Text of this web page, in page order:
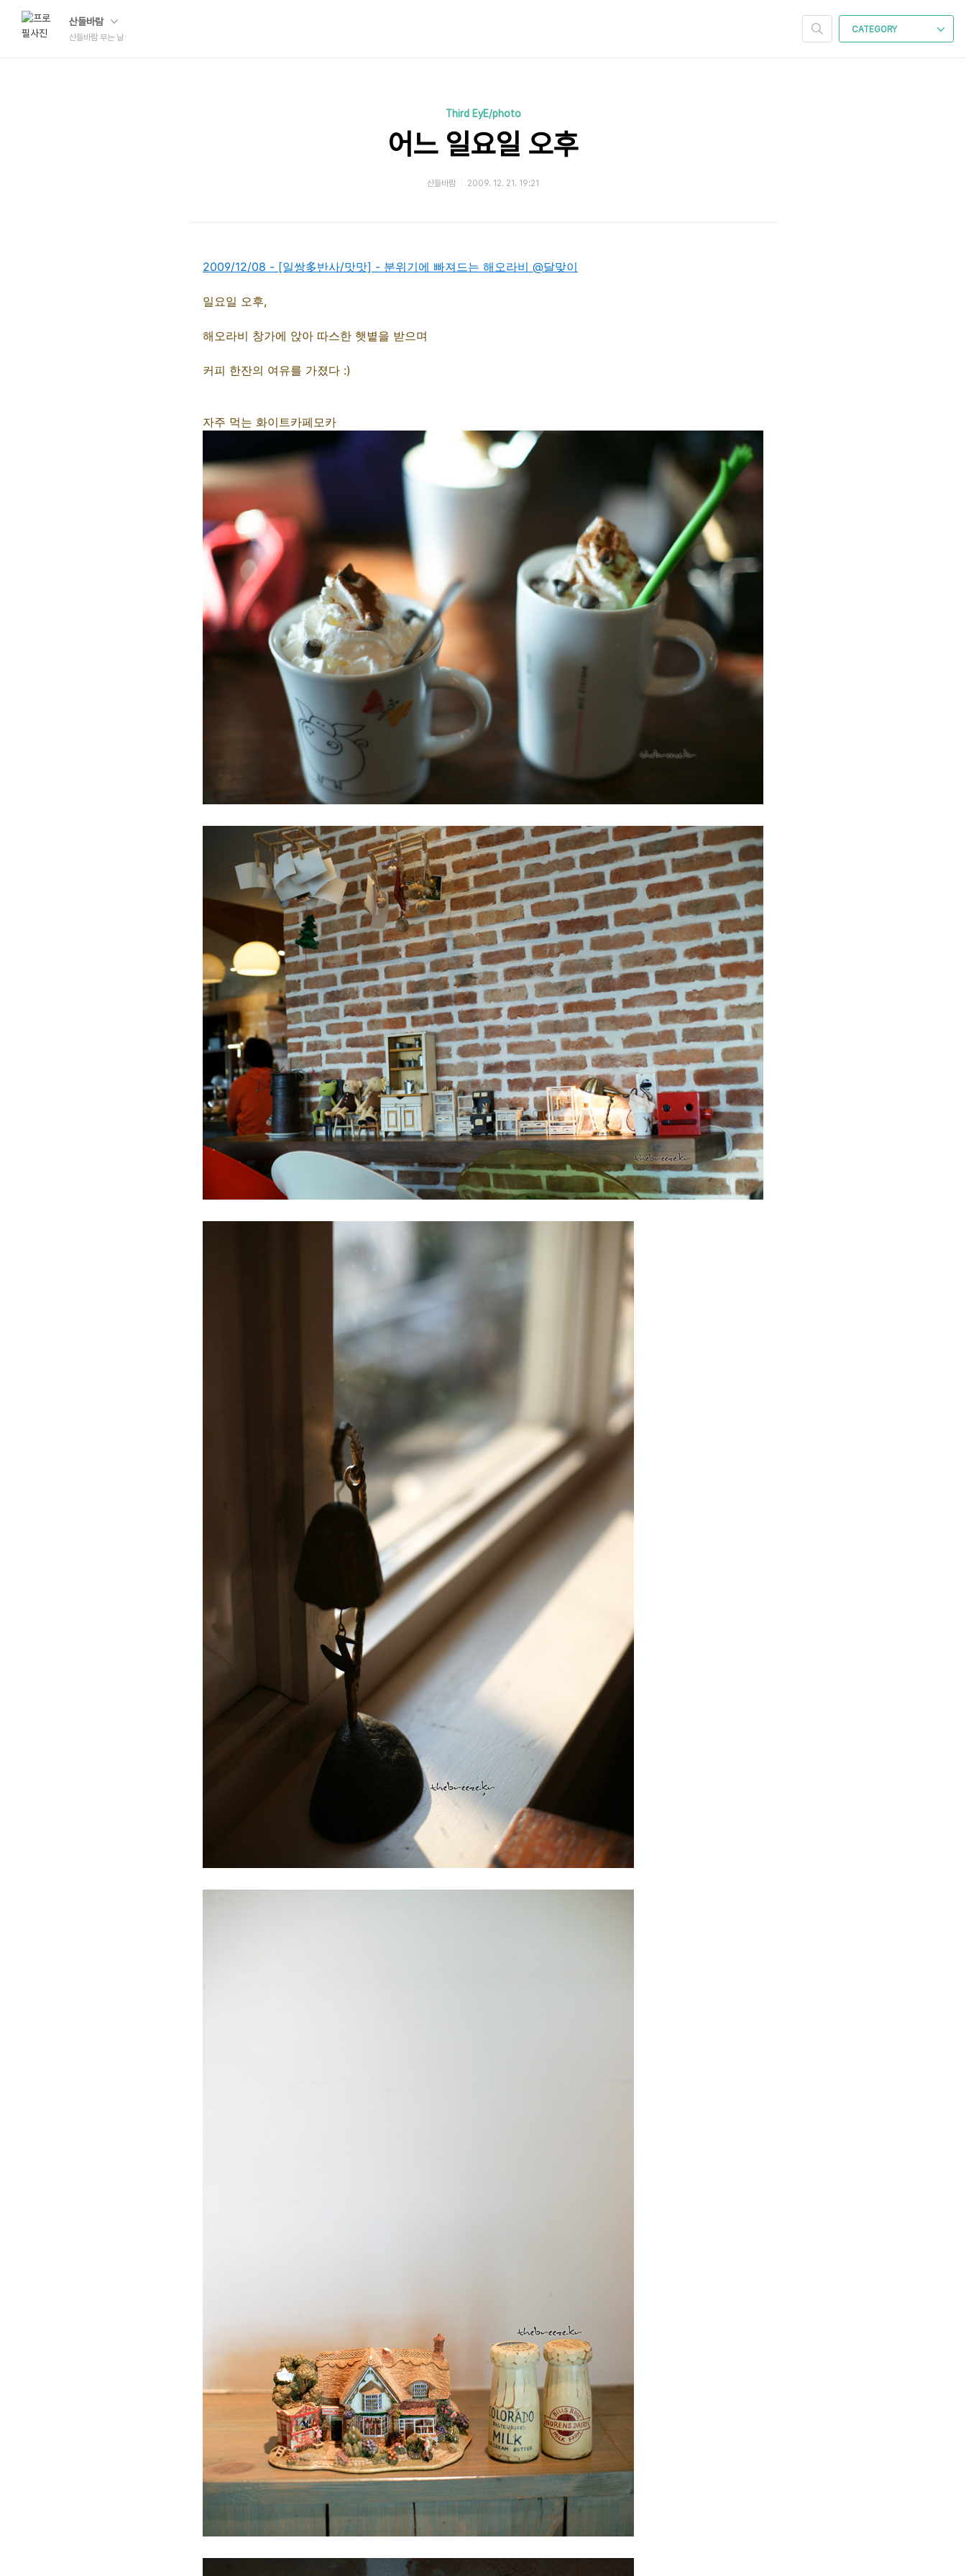
산들바람
산들바람 부는 날
CATEGORY
Third EyE/photo
어느 일요일 오후
산들바람 2009. 12. 21. 19:21
2009/12/08 - [일쌍多반사/맛맛] - 분위기에 빠져드는 해오라비 @달맞이
일요일 오후,
해오라비 창가에 앉아 따스한 햇볕을 받으며
커피 한잔의 여유를 가졌다 :)
자주 먹는 화이트카페모카